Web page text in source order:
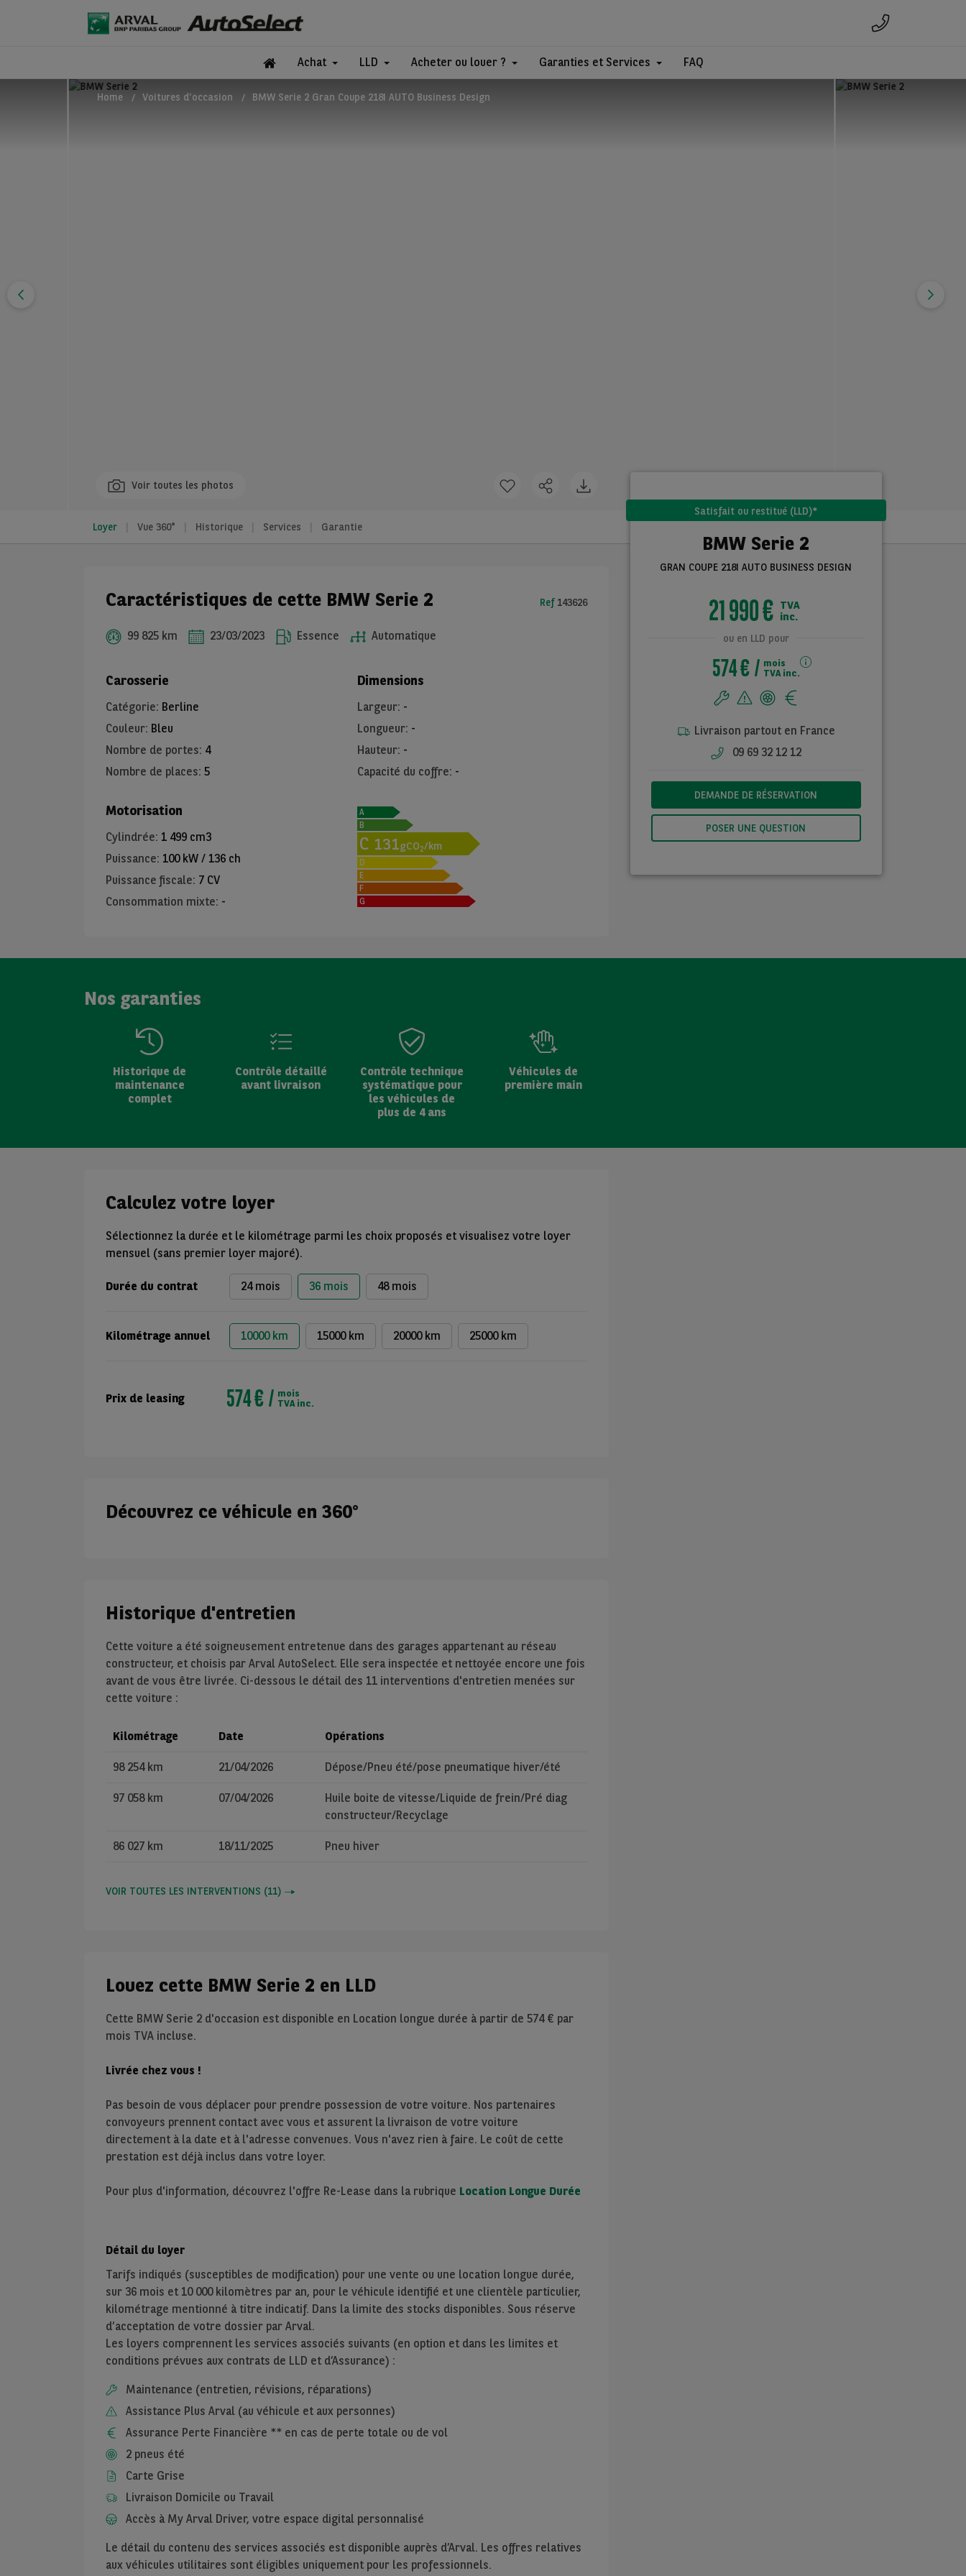
Achat LLD Acheter ou louer ? Garanties et Services FAQ
Home Voitures d'occasion BMW Serie 2 Gran Coupe 218I AUTO Business Design
Voir toutes les photos
Loyer Vue 360° Historique Services Garantie
Satisfait ou restitué (LLD)*
BMW Serie 2
GRAN COUPE 218I AUTO BUSINESS DESIGN
21 990 € TVA
inc.
ou en LLD pour
574 €
mois
TVA inc.
Livraison partout en France
09 69 32 12 12
DEMANDE DE RÉSERVATION
POSER UNE QUESTION
Caractéristiques de cette BMW Serie 2
99 825 km 23/03/2023 Essence Automatique
Ref 143626
Carosserie
Catégorie: Berline
Couleur: Bleu
Nombre de portes: 4
Nombre de places: 5
Dimensions
Largeur: -
Longueur: -
Hauteur: -
Capacité du coffre: -
Motorisation
Cylindrée: 1 499 cm3
Puissance: 100 kW / 136 ch
Puissance fiscale: 7 CV
Consommation mixte: -
A
B
C 131gCO2/km
D
E
F
G
Nos garanties
Historique de
maintenance
complet
Contrôle détaillé
avant livraison
Contrôle technique
systématique pour
les véhicules de
plus de 4 ans
Véhicules de
première main
Calculez votre loyer
Sélectionnez la durée et le kilométrage parmi les choix proposés et visualisez votre loyer
mensuel (sans premier loyer majoré).
Durée du contrat 24 mois 36 mois 48 mois
Kilométrage annuel 10000 km 15000 km 20000 km 25000 km
Prix de leasing 574 €
mois
TVA inc.
Découvrez ce véhicule en 360°
Historique d'entretien
Cette voiture a été soigneusement entretenue dans des garages appartenant au réseau
constructeur, et choisis par Arval AutoSelect. Elle sera inspectée et nettoyée encore une fois
avant de vous être livrée. Ci-dessous le détail des 11 interventions d'entretien menées sur
cette voiture :
Kilométrage Date Opérations
98 254 km 21/04/2026 Dépose/Pneu été/pose pneumatique hiver/été
97 058 km 07/04/2026
Huile boite de vitesse/Liquide de frein/Pré diag
constructeur/Recyclage
86 027 km 18/11/2025 Pneu hiver
VOIR TOUTES LES INTERVENTIONS (11)
Louez cette BMW Serie 2 en LLD
Cette BMW Serie 2 d'occasion est disponible en Location longue durée à partir de 574€ par
mois TVA incluse.
Livrée chez vous !
Pas besoin de vous déplacer pour prendre possession de votre voiture. Nos partenaires
convoyeurs prennent contact avec vous et assurent la livraison de votre voiture
directement à la date et à l'adresse convenues. Vous n'avez rien à faire. Le coût de cette
prestation est déjà inclus dans votre loyer.
Pour plus d'information, découvrez l'offre Re-Lease dans la rubrique Location Longue Durée
Détail du loyer
Tarifs indiqués (susceptibles de modification) pour une vente ou une location longue durée,
sur 36 mois et 10 000kilomètres par an, pour le véhicule identifié et une clientèle particulier,
kilométrage mentionné à titre indicatif. Dans la limite des stocks disponibles. Sous réserve
d’acceptation de votre dossier par Arval.
Les loyers comprennent les services associés suivants (en option et dans les limites et
conditions prévues aux contrats de LLD et d’Assurance) :
Maintenance (entretien, révisions, réparations)
Assistance Plus Arval (au véhicule et aux personnes)
Assurance Perte Financière ** en cas de perte totale ou de vol
2 pneus été
Carte Grise
Livraison Domicile ou Travail
Accès à My Arval Driver, votre espace digital personnalisé
Le détail du contenu des services associés est disponible auprès d’Arval. Les offres relatives
aux véhicules utilitaires sont éligibles uniquement pour les professionnels.